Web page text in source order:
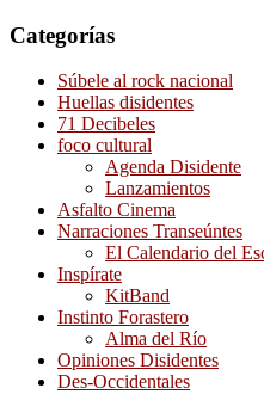
Categorías
Súbele al rock nacional
Huellas disidentes
71 Decibeles
foco cultural
Agenda Disidente
Lanzamientos
Asfalto Cinema
Narraciones Transeúntes
El Calendario del
Inspírate
KitBand
Instinto Forastero
Alma del Río
Opiniones Disidentes
Des-Occidentales